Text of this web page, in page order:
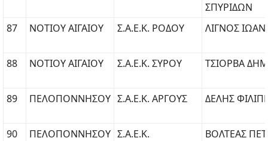
ΣΠΥΡΙΔΩΝ
87
ΝΟΤΙΟΥ ΑΙΓΑΙΟΥ Σ.Α.Ε.Κ. ΡΟΔΟΥ ΛΙΓΝΟΣ
88 ΝΟΤΙΟΥ ΑΙΓΑΙΟΥ Σ.Α.Ε.Κ. ΣΥΡΟΥ ΤΣΙΟΡΒΑ
89 ΠΕΛΟΠΟΝΝΗΣΟΥ Σ.Α.Ε.Κ. ΑΡΓΟΥΣ ΔΕΛΗΣ
90 ΠΕΛΟΠΟΝΝΗΣΟΥ Σ.Α.Ε.Κ.
ΒΟΛΤΕΑΣ